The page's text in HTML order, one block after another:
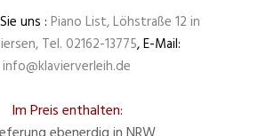
uns : Piano List, Löhstraße 12 in
Tel. 02162-13775, E-Mail:
info@klavierverleih.de
Im Preis enthalten: